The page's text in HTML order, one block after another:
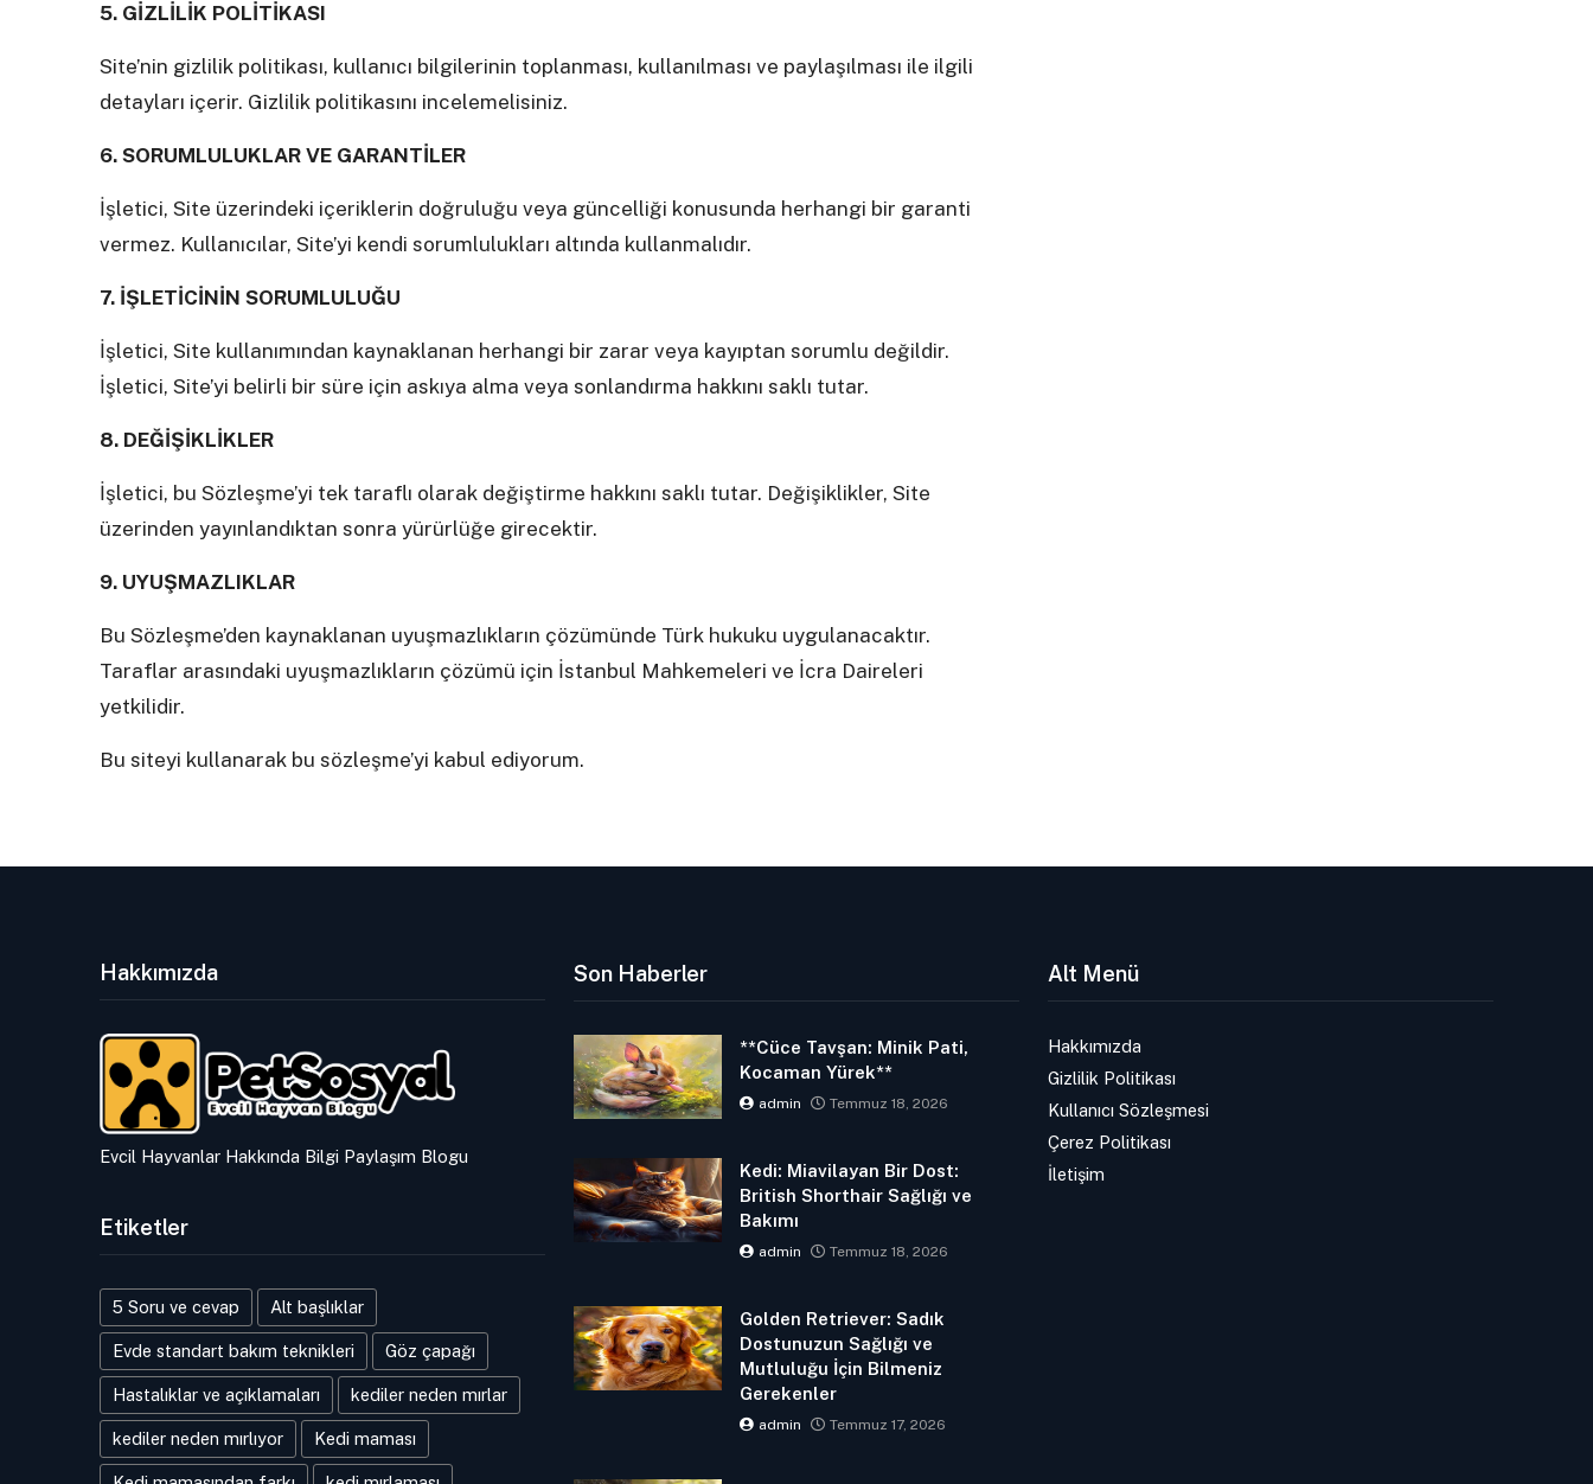
5. GİZLİLİK POLİTİKASI
Site’nin gizlilik politikası, kullanıcı bilgilerinin toplanması, kullanılması ve paylaşılması ile ilgili
detayları içerir. Gizlilik politikasını incelemelisiniz.
6. SORUMLULUKLAR VE GARANTİLER
İşletici, Site üzerindeki içeriklerin doğruluğu veya güncelliği konusunda herhangi bir garanti
vermez. Kullanıcılar, Site’yi kendi sorumlulukları altında kullanmalıdır.
7. İŞLETİCİNİN SORUMLULUĞU
İşletici, Site kullanımından kaynaklanan herhangi bir zarar veya kayıptan sorumlu değildir.
İşletici, Site’yi belirli bir süre için askıya alma veya sonlandırma hakkını saklı tutar.
8. DEĞİŞİKLİKLER
İşletici, bu Sözleşme’yi tek taraflı olarak değiştirme hakkını saklı tutar. Değişiklikler, Site
üzerinden yayınlandıktan sonra yürürlüğe girecektir.
9. UYUŞMAZLIKLAR
Bu Sözleşme’den kaynaklanan uyuşmazlıkların çözümünde Türk hukuku uygulanacaktır.
Taraflar arasındaki uyuşmazlıkların çözümü için İstanbul Mahkemeleri ve İcra Daireleri
yetkilidir.
Bu siteyi kullanarak bu sözleşme’yi kabul ediyorum.
Hakkımızda
Evcil Hayvanlar Hakkında Bilgi Paylaşım Blogu
Etiketler
5 Soru ve cevap Alt başlıklar
Evde standart bakım teknikleri Göz çapağı
Hastalıklar ve açıklamaları kediler neden mırlar
kediler neden mırlıyor Kedi maması
Son Haberler
**Cüce Tavşan: Minik Pati,
Kocaman Yürek**
admin Temmuz 18, 2026
Kedi: Miavilayan Bir Dost:
British Shorthair Sağlığı ve
Bakımı
admin Temmuz 18, 2026
Golden Retriever: Sadık
Dostunuzun Sağlığı ve
Mutluluğu İçin Bilmeniz
Gerekenler
admin Temmuz 17, 2026
Alt Menü
Hakkımızda
Gizlilik Politikası
Kullanıcı Sözleşmesi
Çerez Politikası
İletişim